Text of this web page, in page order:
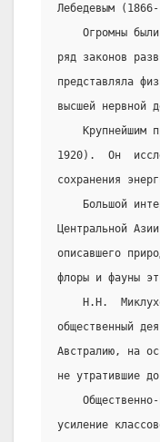
Лебедевым
Огромны
ряд законов
представляла
высшей нервной
Крупнейшим
1920).  Он
сохранения
Большой
Центральной
описавшего
флоры и фауны
Н.Н.
общественный
Австралию, на
не утратившие
усиление